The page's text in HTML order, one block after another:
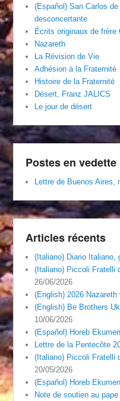
(Español) San Carlos
desconcertante
Écrits originaux de
Nazareth
La Révision de Vie
Adhésion à la Fraternité
Histoire de la Fraternité
Désert, Franz JALICS
Le jour de désert
Postes en vedette
Lettre de Buenos Aires,
Articles récents
(Italiano) Diario Italiano,
(Italiano) Piccoli Fratelli
26/06/2026
(English) 2026
(English) Be Brothers
10/06/2026
(Español) Horeb
Lettre de la Pentecôte
(Italiano) Piccoli Fratelli
20/05/2026
(Español) Horeb
Note de soutien au pape